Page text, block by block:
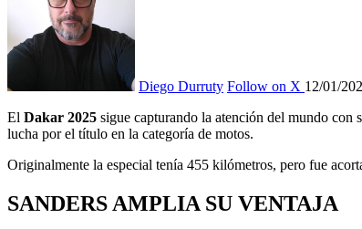
Diego Durruty Follow on X 12/01/
El Dakar 2025 sigue capturando la atención del mundo con
lucha por el título en la categoría de motos.
Originalmente la especial tenía 455 kilómetros, pero fue
SANDERS AMPLIA SU VENTAJA